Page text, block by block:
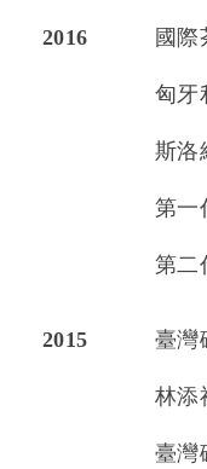
2016 國
匈牙
斯洛
第一
第二
2015 臺灣
林添
臺灣